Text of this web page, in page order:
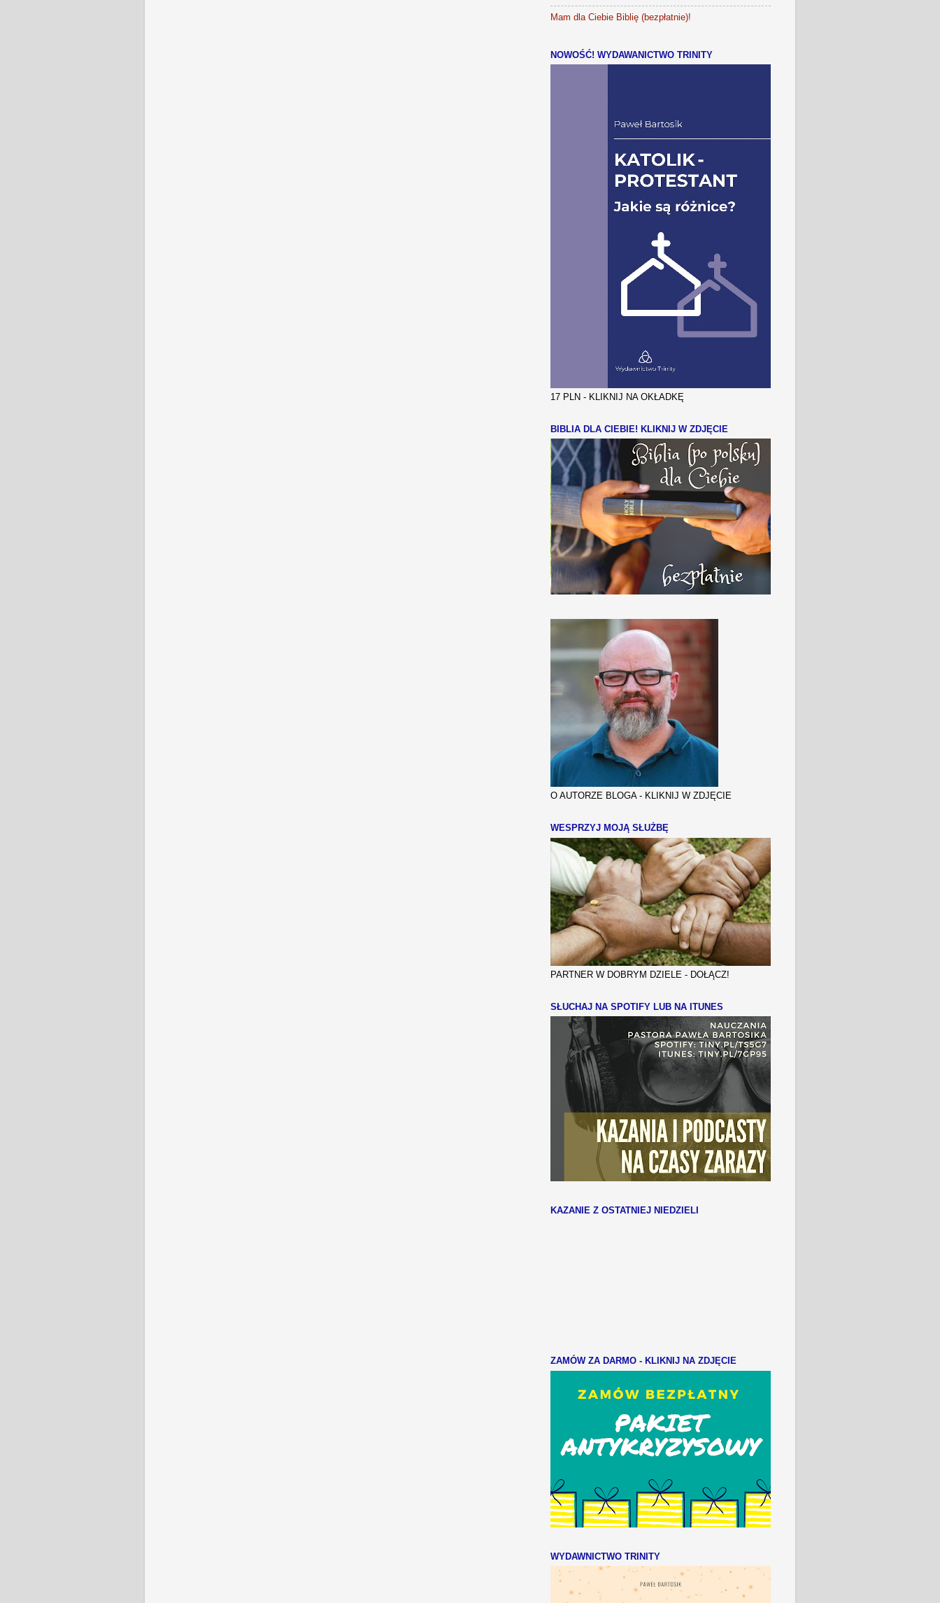
Mam dla Ciebie Biblię (bezpłatnie)!
NOWOŚĆ! WYDAWANICTWO TRINITY
17 PLN - KLIKNIJ NA OKŁADKĘ
BIBLIA DLA CIEBIE! KLIKNIJ W ZDJĘCIE
O AUTORZE BLOGA - KLIKNIJ W ZDJĘCIE
WESPRZYJ MOJĄ SŁUŻBĘ
PARTNER W DOBRYM DZIELE - DOŁĄCZ!
SŁUCHAJ NA SPOTIFY LUB NA ITUNES
KAZANIE Z OSTATNIEJ NIEDZIELI
ZAMÓW ZA DARMO - KLIKNIJ NA ZDJĘCIE
WYDAWNICTWO TRINITY